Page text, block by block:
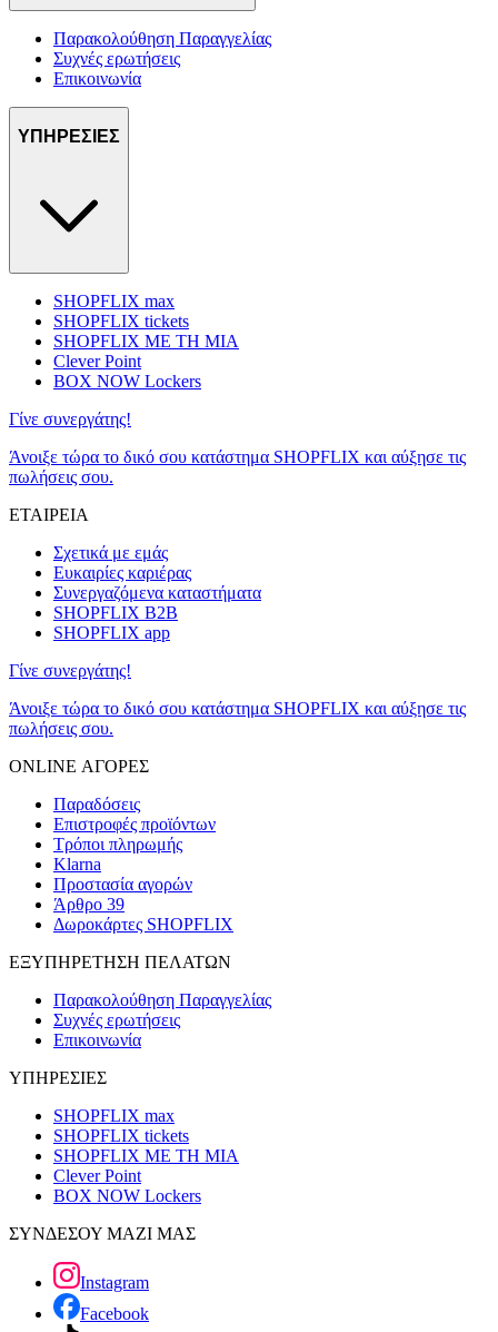
Παρακολούθηση Παραγγελίας
Συχνές ερωτήσεις
Επικοινωνία
ΥΠΗΡΕΣΙΕΣ
SHOPFLIX max
SHOPFLIX tickets
SHOPFLIX ΜΕ ΤΗ ΜΙΑ
Clever Point
BOX NOW Lockers
Γίνε συνεργάτης!
Άνοιξε τώρα το δικό σου κατάστημα SHOPFLIX και αύξησε τις
πωλήσεις σου.
ΕΤΑΙΡΕΙΑ
Σχετικά με εμάς
Ευκαιρίες καριέρας
Συνεργαζόμενα καταστήματα
SHOPFLIX B2B
SHOPFLIX app
Γίνε συνεργάτης!
Άνοιξε τώρα το δικό σου κατάστημα SHOPFLIX και αύξησε τις
πωλήσεις σου.
ONLINE ΑΓΟΡΕΣ
Παραδόσεις
Επιστροφές προϊόντων
Τρόποι πληρωμής
Klarna
Προστασία αγορών
Άρθρο 39
Δωροκάρτες SHOPFLIX
ΕΞΥΠΗΡΕΤΗΣΗ ΠΕΛΑΤΩΝ
Παρακολούθηση Παραγγελίας
Συχνές ερωτήσεις
Επικοινωνία
ΥΠΗΡΕΣΙΕΣ
SHOPFLIX max
SHOPFLIX tickets
SHOPFLIX ΜΕ ΤΗ ΜΙΑ
Clever Point
BOX NOW Lockers
ΣΥΝΔΕΣΟΥ ΜΑΖΙ ΜΑΣ
Instagram
Facebook